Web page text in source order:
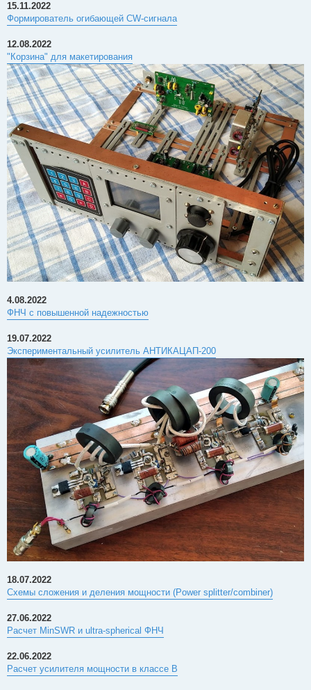
15.11.2022
Формирователь огибающей CW-сигнала
12.08.2022
"Корзина" для макетирования
4.08.2022
ФНЧ с повышенной надежностью
19.07.2022
Экспериментальный усилитель АНТИКАЦАП-200
18.07.2022
Схемы сложения и деления мощности (Power splitter/combiner)
27.06.2022
Расчет MinSWR и ultra-spherical ФНЧ
22.06.2022
Расчет усилителя мощности в классе B